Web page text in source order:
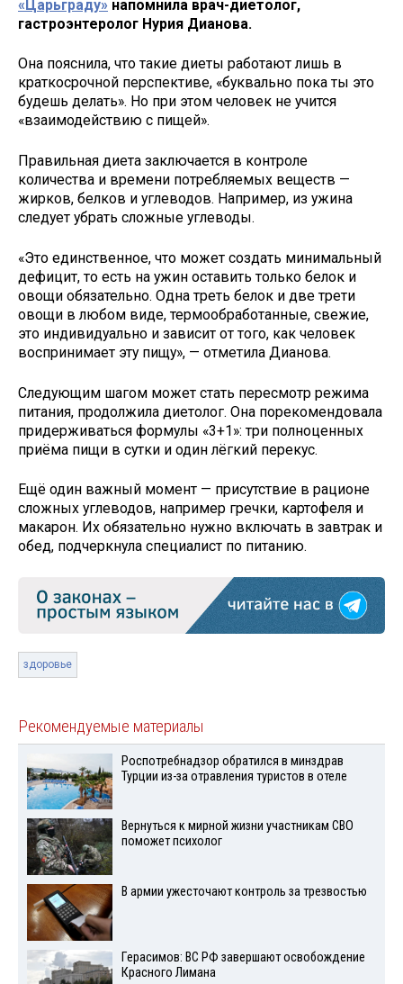
«Царьграду» напомнила врач-диетолог,
гастроэнтеролог Нурия Дианова.
Она пояснила, что такие диеты работают лишь в
краткосрочной перспективе, «буквально пока ты это
будешь делать». Но при этом человек не учится
«взаимодействию с пищей».
Правильная диета заключается в контроле
количества и времени потребляемых веществ —
жирков, белков и углеводов. Например, из ужина
следует убрать сложные углеводы.
«Это единственное, что может создать минимальный
дефицит, то есть на ужин оставить только белок и
овощи обязательно. Одна треть белок и две трети
овощи в любом виде, термообработанные, свежие,
это индивидуально и зависит от того, как человек
воспринимает эту пищу», — отметила Дианова.
Следующим шагом может стать пересмотр режима
питания, продолжила диетолог. Она порекомендовала
придерживаться формулы «3+1»: три полноценных
приёма пищи в сутки и один лёгкий перекус.
Ещё один важный момент — присутствие в рационе
сложных углеводов, например гречки, картофеля и
макарон. Их обязательно нужно включать в завтрак и
обед, подчеркнула специалист по питанию.
здоровье
Рекомендуемые материалы
Роспотребнадзор обратился в минздрав
Турции из-за отравления туристов в отеле
Вернуться к мирной жизни участникам СВО
поможет психолог
В армии ужесточают контроль за трезвостью
Герасимов: ВС РФ завершают освобождение
Красного Лимана